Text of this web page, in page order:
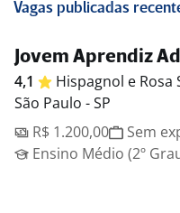
Vagas publicadas
Jovem Aprendiz
4,1 Hispagnol e Rosa
São Paulo - SP
R$ 1.200,00
Sem
Ensino Médio (2º